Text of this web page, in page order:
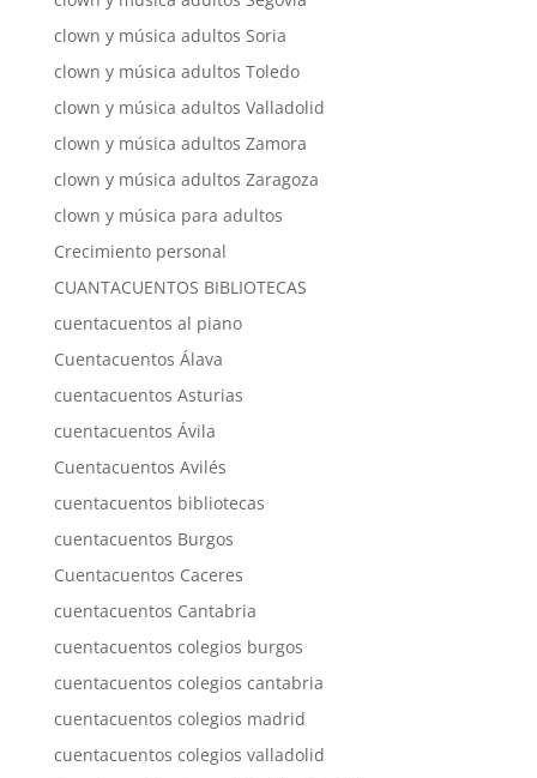
clown y música adultos Soria
clown y música adultos Toledo
clown y música adultos Valladolid
clown y música adultos Zamora
clown y música adultos Zaragoza
clown y música para adultos
Crecimiento personal
CUANTACUENTOS BIBLIOTECAS
cuentacuentos al piano
Cuentacuentos Álava
cuentacuentos Asturias
cuentacuentos Ávila
Cuentacuentos Avilés
cuentacuentos bibliotecas
cuentacuentos Burgos
Cuentacuentos Caceres
cuentacuentos Cantabria
cuentacuentos colegios burgos
cuentacuentos colegios cantabria
cuentacuentos colegios madrid
cuentacuentos colegios valladolid